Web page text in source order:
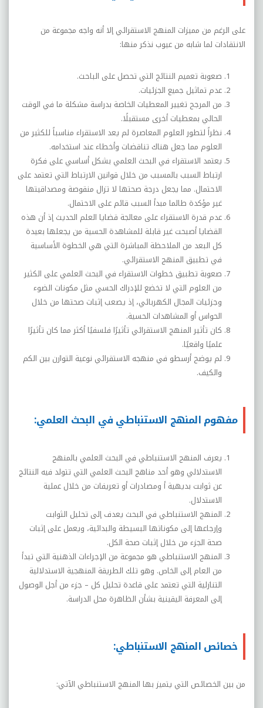
على الرغم من مميزات المنهج الاستقرائي إلا أنه واجه مجموعة من
الانتقادات لما شابه من عيوب نذكر منها:
صعوبة تعميم النتائج التي تحصل على الباحث.
عدم تماثيل جميع الجزئيات.
من المرجح تغيير المعطيات الخاصة بدراسة مشكلة ما في الوقت
الحالي بمعطيات أخرى مستقبلًا.
نظراً لتطور العلوم المعاصرة لم يعد الاستقراء مناسباً للكثير من
العلوم مما جعل هناك تناقضات وأخطاء عند استخدامه.
يعتمد الاستقراء في البحث العلمي بشكل أساسي على فكرة
ارتباط السبب بالمسبب من خلال قوانين الارتباط التي تعتمد على
الاحتمال. مما يجعل درجة صحتها لا تزال منقوصة ومصداقيتها
غير مؤكدة طالما مبدأ السبب قائم على الاحتمال.
عدم قدرة الاستقراء على معالجة قضايا العلم الحديث إذ أن هذه
القضايا أصبحت غير قابلة للمشاهدة الحسية من يجعلها بعيدة
كل البعد من الملاحظة المباشرة التي هي الخطوة الأساسية
في تطبيق المنهج الاستقرائي.
صعوبة تطبيق خطوات الاستقراء في البحث العلمي على الكثير
من العلوم التي لا تخضع للإدراك الحسي مثل مكونات الضوء
وجزئيات المجال الكهربائي، إذ يصعب إثبات صحتها من خلال
الحواس أو المشاهدات الحسية.
كان تأثير المنهج الاستقرائي تأثيرًا فلسفيًا أكثر مما كان تأثيرًا
علميًا واقعيًا.
لم يوضح أرسطو في منهجه الاستقرائي نوعية التوازن بين الكم
والكيف.
مفهوم المنهج الاستنباطي في البحث العلمي:
يعرف المنهج الاستنباطي في البحث العلمي بالمنهج
الاستدلالي وهو أحد مناهج البحث العلمي التي تتولد فيه النتائج
عن ثوابت بديهية أ ومصادرات أو تعريفات من خلال عملية
الاستدلال.
المنهج الاستنباطي في البحث يعدف إلى تحليل الثوابت
وإرجاعها إلى مكوناتها البسيطة والبدائية، ويعمل على إثبات
صحة الجزء من خلال إثبات صحة الكل.
المنهج الاستنباطي هو مجموعة من الإجراءات الذهنية التي تبدأ
من العام إلى الخاص. وهو تلك الطريقة المنهجية الاستدلالية
التنازلية التي تعتمد على قاعدة تحليل كل – جزء من أجل الوصول
إلى المعرفة اليقينية بشأن الظاهرة محل الدراسة.
خصائص المنهج الاستنباطي:
من بين الخصائص التي يتميز بها المنهج الاستنباطي الآتي: